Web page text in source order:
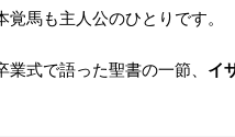
覚馬も主人公のひとりです。
業式で語った聖書の一節、 イ